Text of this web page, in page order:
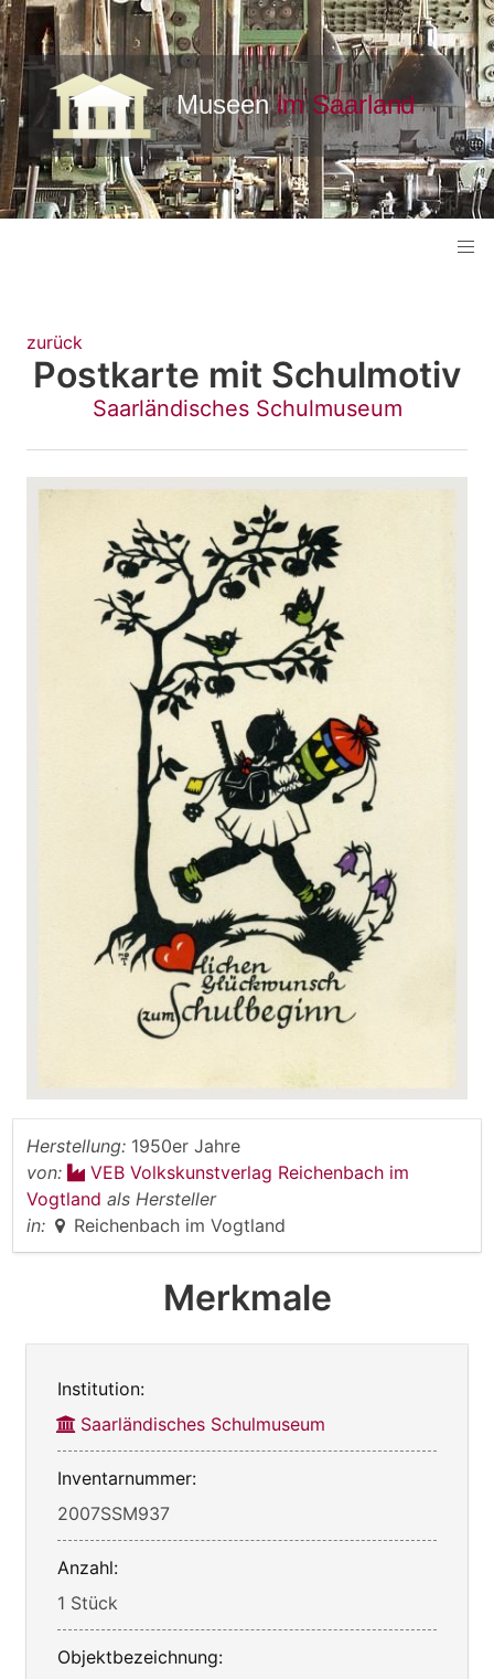
zurück
Postkarte mit Schulmotiv
Saarländisches Schulmuseum
Herstellung: 1950er Jahre
von:
VEB Volkskunstverlag Reichenbach im
Vogtland als Hersteller
in:
Reichenbach im Vogtland
Merkmale
Institution:
Saarländisches Schulmuseum
Inventarnummer:
2007SSM937
Anzahl:
1 Stück
Objektbezeichnung: